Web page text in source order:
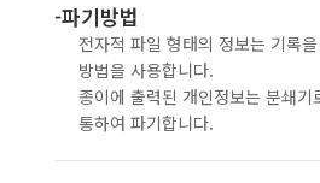
-파기방법
전자적 파일 형태의 정보는 기록
방법을 사용합니다.
종이에 출력된 개인정보는 분쇄기
통하여 파기합니다.